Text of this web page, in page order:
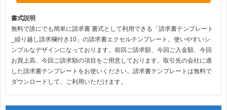
書式説明
無料で誰にでも簡単に請求書 書式として利用できる「請求書テンプレート
_繰り越し請求欄付き10」の請求書エクセルテンプレート。使いやすいシ
ンプルなデザインになっております。前回ご請求額、今回ご入金額、今回
お買上高、今回ご請求額の項目をご用意しております。取引先の会社に適
した請求書テンプレートをお使いください。請求書テンプレートは無料で
ダウンロードして、ご利用いただけます。